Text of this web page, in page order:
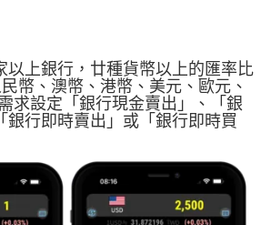
以上銀行，廿種貨幣以上的匯率比
幣、澳幣、港幣、美元、歐元、
求設定「銀行現金賣出」、「銀
銀行即時賣出」或「銀行即時買